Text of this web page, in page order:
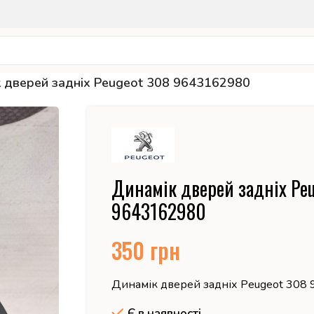
дверей задніх Peugeot 308 9643162980
Динамік дверей задніх
9643162980
350 грн
Динамік дверей задніх Peugeot